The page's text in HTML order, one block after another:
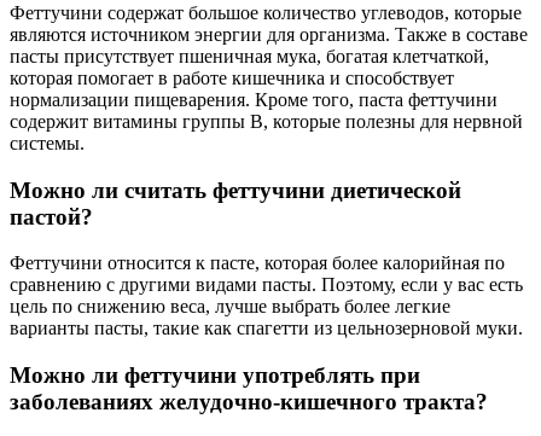
Феттучини содержат большое количество углеводов, которые
являются источником энергии для организма. Также в составе
пасты присутствует пшеничная мука, богатая клетчаткой,
которая помогает в работе кишечника и способствует
нормализации пищеварения. Кроме того, паста феттучини
содержит витамины группы В, которые полезны для нервной
системы.
Можно ли считать феттучини диетической
пастой?
Феттучини относится к пасте, которая более калорийная по
сравнению с другими видами пасты. Поэтому, если у вас есть
цель по снижению веса, лучше выбрать более легкие
варианты пасты, такие как спагетти из цельнозерновой муки.
Можно ли феттучини употреблять при
заболеваниях желудочно-кишечного тракта?